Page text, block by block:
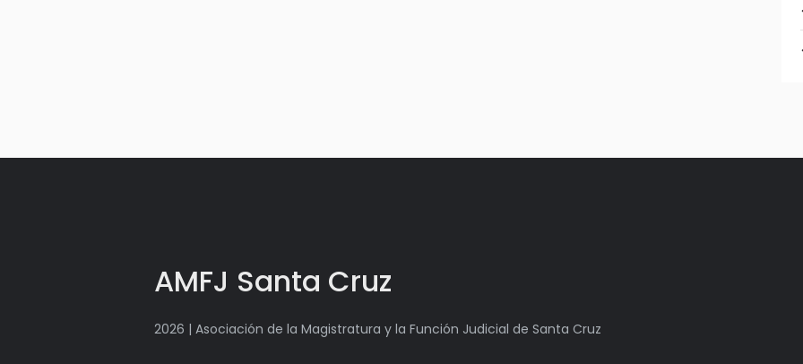
AMFJ Santa Cruz
2026 | Asociación de la Magistratura y la Función Judicial de Santa Cruz